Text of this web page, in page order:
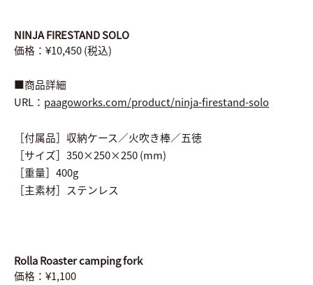
NINJA FIRESTAND SOLO
価格：¥10,450 (税込)
■商品詳細
URL： paagoworks.com/product/ninja-firestand-solo
［付属品］収納ケース／火吹き棒／五徳
［サイズ］350×250×250 (mm)
［重量］400g
［主素材］ステンレス
Rolla Roaster camping fork
価格：¥1,100